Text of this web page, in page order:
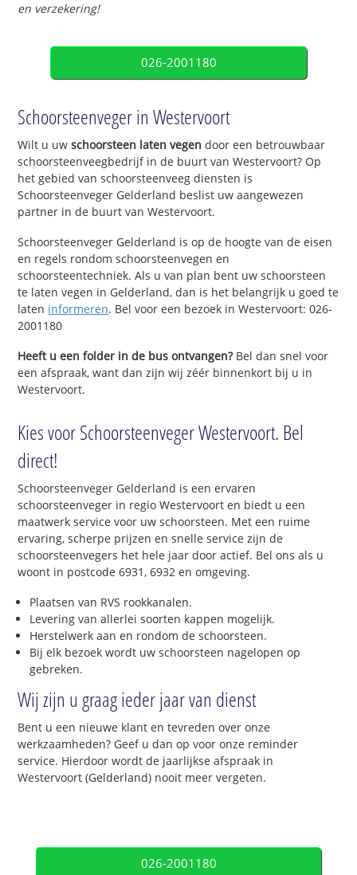
en verzekering!
026-2001180
Schoorsteenveger in Westervoort
Wilt u uwschoorsteen laten vegen door een betrouwbaar
schoorsteenveegbedrijf in de buurt van Westervoort? Op
het gebied van schoorsteenveeg diensten is
Schoorsteenveger Gelderland beslist uw aangewezen
partner in de buurt van Westervoort.
Schoorsteenveger Gelderland is op de hoogte van de eisen
en regels rondom schoorsteenvegen en
schoorsteentechniek. Als u van plan bent uw schoorsteen
te laten vegen in Gelderland, dan is het belangrijk u goed te
laten informeren. Bel voor een bezoek in Westervoort: 026-
2001180
Heeft u een folder in de bus ontvangen?Bel dan snel voor
een afspraak, want dan zijn wij zéér binnenkort bij u in
Westervoort.
Kies voor Schoorsteenveger Westervoort. Bel
direct!
Schoorsteenveger Gelderland is een ervaren
schoorsteenveger in regio Westervoort en biedt u een
maatwerk service voor uw schoorsteen. Met een ruime
ervaring, scherpe prijzen en snelle service zijn de
schoorsteenvegers het hele jaar door actief. Bel ons als u
woont in postcode 6931, 6932 en omgeving.
Plaatsen van RVS rookkanalen.
Levering van allerlei soorten kappen mogelijk.
Herstelwerk aan en rondom de schoorsteen.
Bij elk bezoek wordt uw schoorsteen nagelopen op
gebreken.
Wij zijn u graag ieder jaar van dienst
Bent u een nieuwe klant en tevreden over onze
werkzaamheden? Geef u dan op voor onze reminder
service. Hierdoor wordt de jaarlijkse afspraak in
Westervoort (Gelderland) nooit meer vergeten.
026-2001180